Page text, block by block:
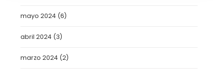
mayo 2024 (6)
abril 2024 (3)
marzo 2024 (2)